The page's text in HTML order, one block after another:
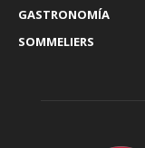
GASTRONOMÍA
SOMMELIERS